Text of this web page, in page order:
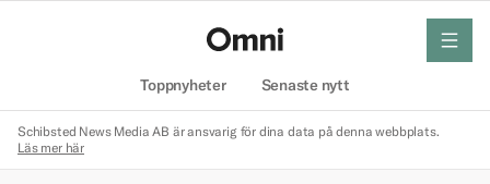
Toppnyheter Senaste nytt
meny
Schibsted News Media AB är ansvarig för dina data på denna webbplats.
Läs mer här